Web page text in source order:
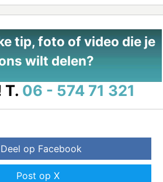
tip, foto of video die je
wilt delen?
T. 06 - 574 71 321
Deel op Facebook
Post op X